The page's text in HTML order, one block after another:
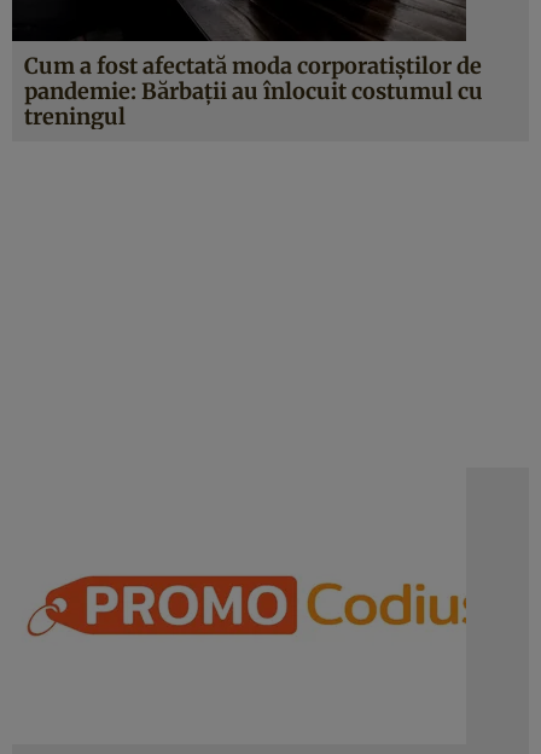
Cum a fost afectată moda corporatiștilor de
pandemie: Bărbații au înlocuit costumul cu
treningul